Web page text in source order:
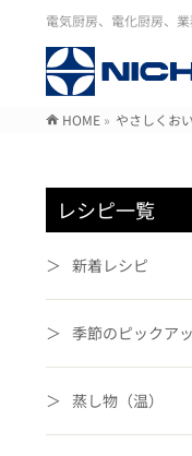
電気厨房、電化厨房、
HOME » やさしくお
レシピ一覧
新着レシピ
季節のピックア
蒸し物（温）